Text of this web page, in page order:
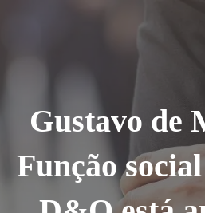
Gustavo de
Função